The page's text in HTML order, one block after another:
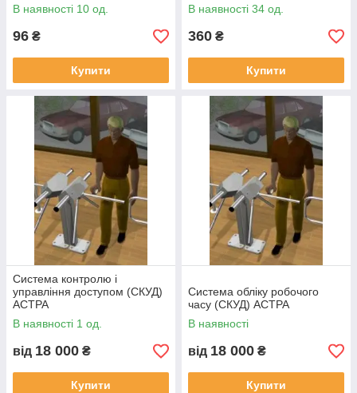
В наявності 10 од.
96 ₴
Купити
В наявності 34 од.
360 ₴
Купити
Система контролю і
управління доступом (СКУД)
АСТРА
В наявності 1 од.
від 18 000 ₴
Купити
Система обліку робочого
часу (СКУД) АСТРА
В наявності
від 18 000 ₴
Купити